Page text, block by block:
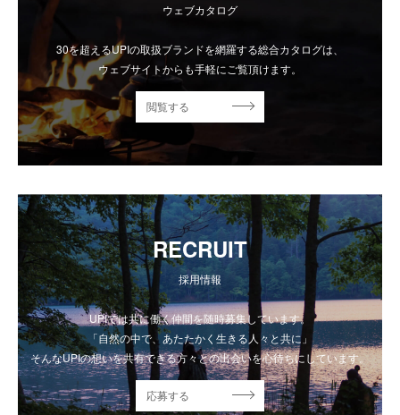
ウェブカタログ
30を超えるUPIの取扱ブランドを網羅する総合カタログは、
ウェブサイトからも手軽にご覧頂けます。
閲覧する
RECRUIT
採用情報
UPIでは共に働く仲間を随時募集しています。
「自然の中で、あたたかく生きる人々と共に」
そんなUPIの想いを共有できる方々との出会いを心待ちにしています。
応募する